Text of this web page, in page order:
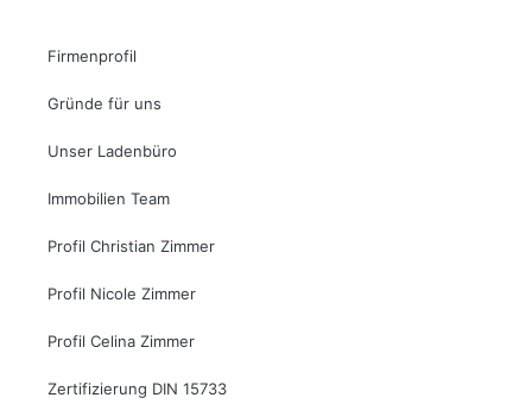
Firmenprofil
Gründe für uns
Unser Ladenbüro
Immobilien Team
Profil Christian Zimmer
Profil Nicole Zimmer
Profil Celina Zimmer
Zertifizierung DIN 15733